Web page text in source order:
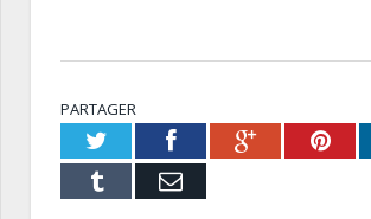
PARTAGER
TwitterFacebookGoogle+
Tumblr Email